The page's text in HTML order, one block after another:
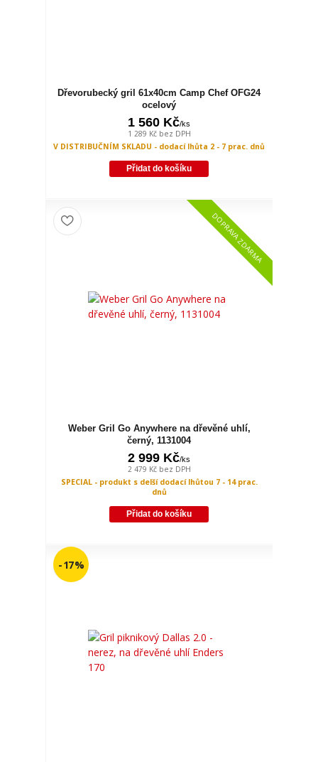
Dřevorubecký gril 61x40cm Camp Chef OFG24
ocelový
1 560 Kč/ks
1 289 Kč bez DPH
V DISTRIBUČNÍM SKLADU - dodací lhůta 2 - 7 prac. dnů
Přidat do košíku
DOPRAVA ZDARMA
Weber Gril Go Anywhere na dřevěné uhlí,
černý, 1131004
2 999 Kč/ks
2 479 Kč bez DPH
SPECIAL - produkt s delší dodací lhůtou 7 - 14 prac.
dnů
Přidat do košíku
- 17 %